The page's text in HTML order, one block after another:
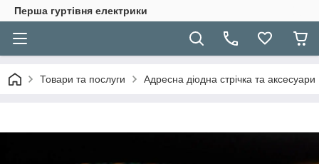
Перша гуртівня електрики
Товари та послуги Адресна діодна стрічка та аксесуари